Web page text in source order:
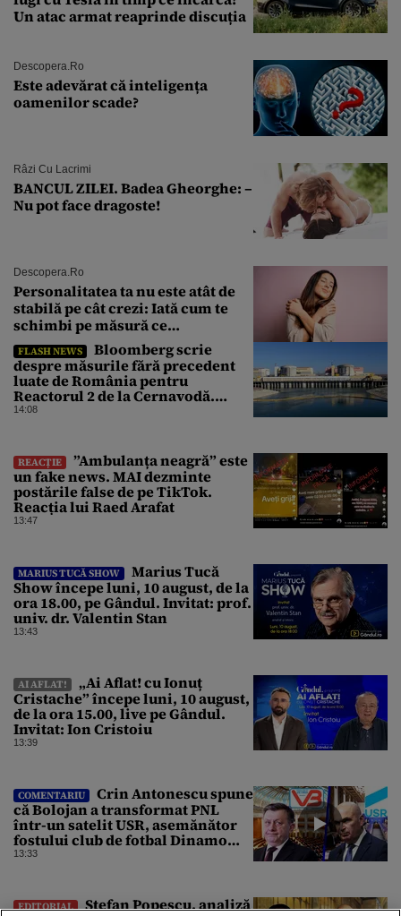
Un atac armat reaprinde discuția
Descopera.ro
Este adevărat că inteligența
oamenilor scade?
Râzi Cu Lacrimi
BANCUL ZILEI. Badea Gheorghe: –
Nu pot face dragoste!
Descopera.ro
Personalitatea ta nu este atât de
stabilă pe cât crezi: Iată cum te
schimbi pe măsură ce
îmbătrânești
FLASH NEWS
Bloomberg scrie
despre măsurile fără precedent
luate de România pentru
Reactorul 2 de la Cernavodă.
Operațiunea a mai câștigat nouă
14:08
REACȚIE
”Ambulanța neagră” este
un fake news. MAI dezminte
postările false de pe TikTok.
Reacția lui Raed Arafat
13:47
MARIUS TUCĂ SHOW
Marius Tucă
Show începe luni, 10 august, de la
ora 18.00, pe Gândul. Invitat: prof.
univ. dr. Valentin Stan
13:43
AI AFLAT!
„Ai Aflat! cu Ionuț
Cristache” începe luni, 10 august,
de la ora 15.00, live pe Gândul.
Invitat: Ion Cristoiu
13:39
COMENTARIU
Crin Antonescu spune
că Bolojan a transformat PNL
într-un satelit USR, asemănător
fostului club de fotbal Dinamo
Victoria, care a aparținut Miliției
13:33
EDITORIAL
Ștefan Popescu, analiză